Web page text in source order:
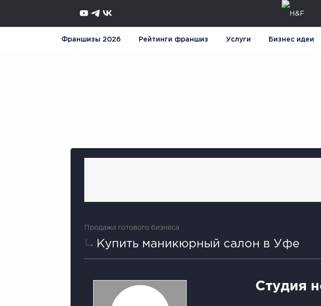
Франшизы 2026 Рейтинги франшиз Услуги Бизнес идеи
Продажа готового бизнеса
Купить маникюрный салон в Уфе
Студия